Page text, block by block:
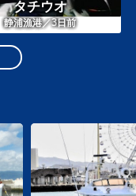
タチウオ
静浦漁港／3日前